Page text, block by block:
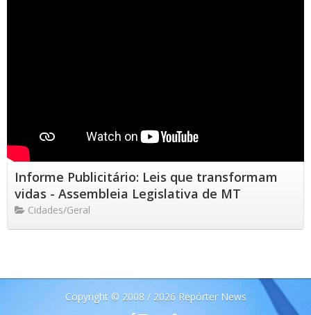
Informe Publicitário: Leis que transformam
vidas - Assembleia Legislativa de MT
Cidades/Geral
Copyright © 2008 / 2026 Repórter News